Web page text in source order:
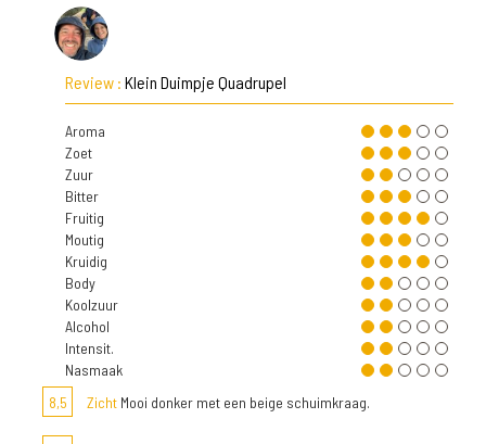
Review : Klein Duimpje Quadrupel
Aroma
Zoet
Zuur
Bitter
Fruitig
Moutig
Kruidig
Body
Koolzuur
Alcohol
Intensit.
Nasmaak
8,5
Zicht Mooi donker met een beige schuimkraag.